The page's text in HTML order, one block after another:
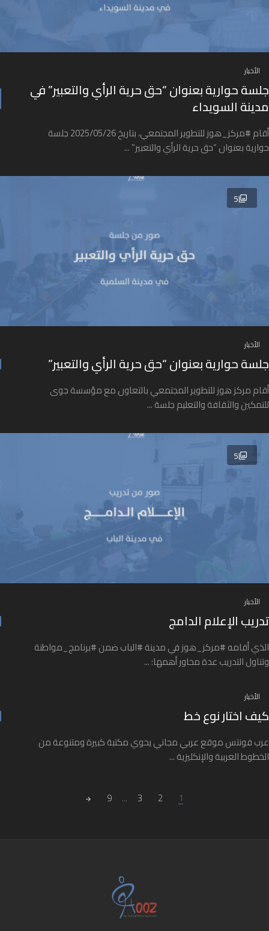
الأخبار
جلسة حوارية بعنوان “حق حرية الرأي والتعبير” في
مدينة السويداء
أقام #مركز_هوز للتطوير المجتمعي، بتاريخ 2025/05/26 جلسة
حوارية بعنوان “حق حرية الرأي والتعبير” ...
5
الأخبار
جلسة حوارية بعنوان “حق حرية الرأي والتعبير”
أقام مركز هوز للتطوير المجتمعي بالتعاون مع مؤسسة جوى
للتمكين والثقافة والتعليم جلسة ...
5
الأخبار
تدريب الإعلام الدامج
الذي أقامه #مركز_هوز في مدينة #الباب ضمن #برنامج_مواطنة
وتناول التدريب عدة محاور أهمها: ...
الأخبار
كيف اختار نوع خط
عرب فونتس موقع عربي مجاني يحوي مكتبة كبيرة ومتنوعة من
الخطوط العربية والإنكليزية ...
1
2
3
...
9